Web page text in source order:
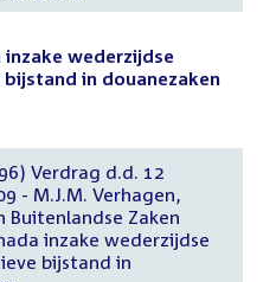
inzake wederzijdse
in douanezaken
Verdrag d.d. 12
- M.J.M. Verhagen,
Buitenlandse Zaken
inzake wederzijdse
bijstand in